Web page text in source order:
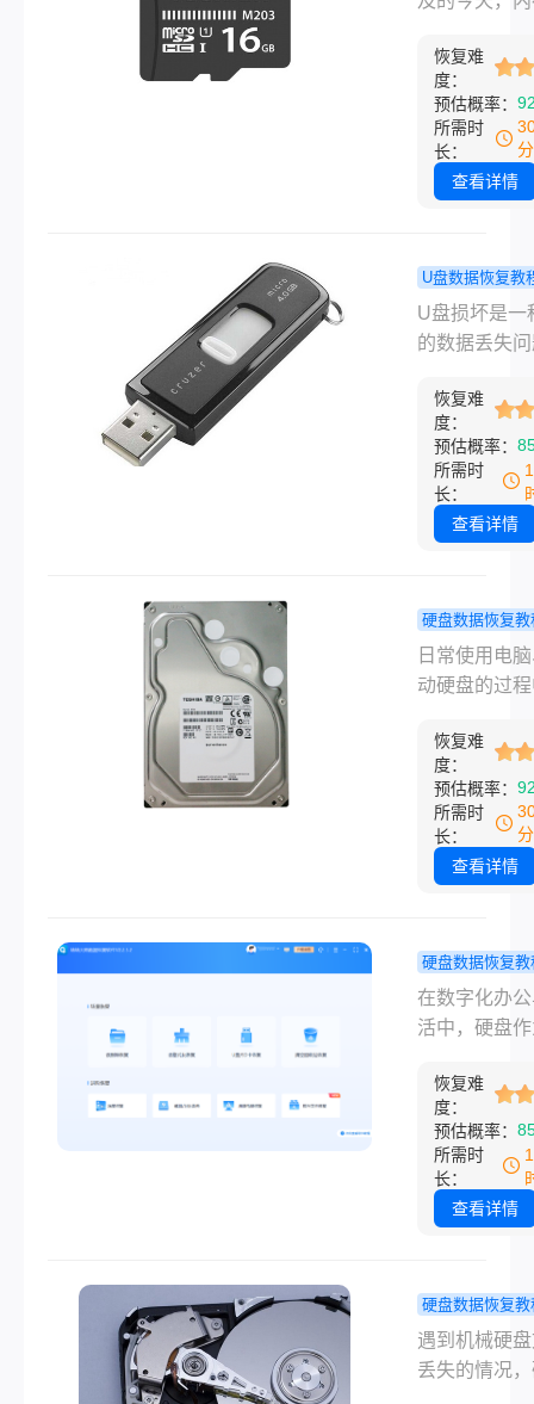
况。
统介绍四种
效的恢复方
助用户最大
回损失。
了!
机、行车记
手机的核心
质，承载着
贵的影像与
料。然而，
户常常面临“
需要格式化”
窗，或在慌
接执行了格
令。
恢复难
度：
预估概率：
所需时
长：
查看详情
U盘数据恢复教
损坏怎么恢
件？建议尝
U盘损坏是一
的数据丢失
可能会导致
法读取、复
除。本文将
损坏怎么恢
的方法，帮
恢复难
度：
预估概率：
所需时
长：
查看详情
硬盘数据恢复教
盘误删、格
后数据还能
法很管用！
日常使用电
动硬盘的过
件莫名丢失
况，要么是
删重要工作
要么是不小
化硬盘、清
盘数据丢失
永久性的，
确的操作方
能有效完成
据如何恢复
作。本文按
费自带功能
工具、从简
杂的顺序，
靠谱的恢复
文件丢失等
景。
恢复难
度：
预估概率：
所需时
长：
查看详情
硬盘数据恢复教
盘数据怎么
复？从原理
在数字化办
活中，硬盘
着无可替代
与资产。当
删除、格式
系统崩溃时
数据怎么恢
玄学，而是
于文件系统
辑的严谨技
程。本文将
恢复难
度：
预估概率：
所需时
长：
查看详情
硬盘数据恢复教
手私藏：机
盘文件丢失
遇到机械硬
丢失的情况